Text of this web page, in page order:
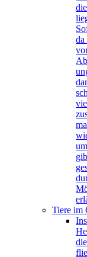
da
Tiere im